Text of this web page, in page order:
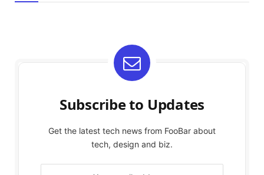
Subscribe to Updates
Get the latest tech news from FooBar about
tech, design and biz.